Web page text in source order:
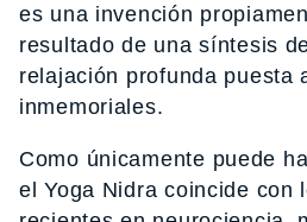
es una invención
resultado de una síntesis
relajación profunda puesta
inmemoriales.
Como únicamente puede
el Yoga Nidra coincide con